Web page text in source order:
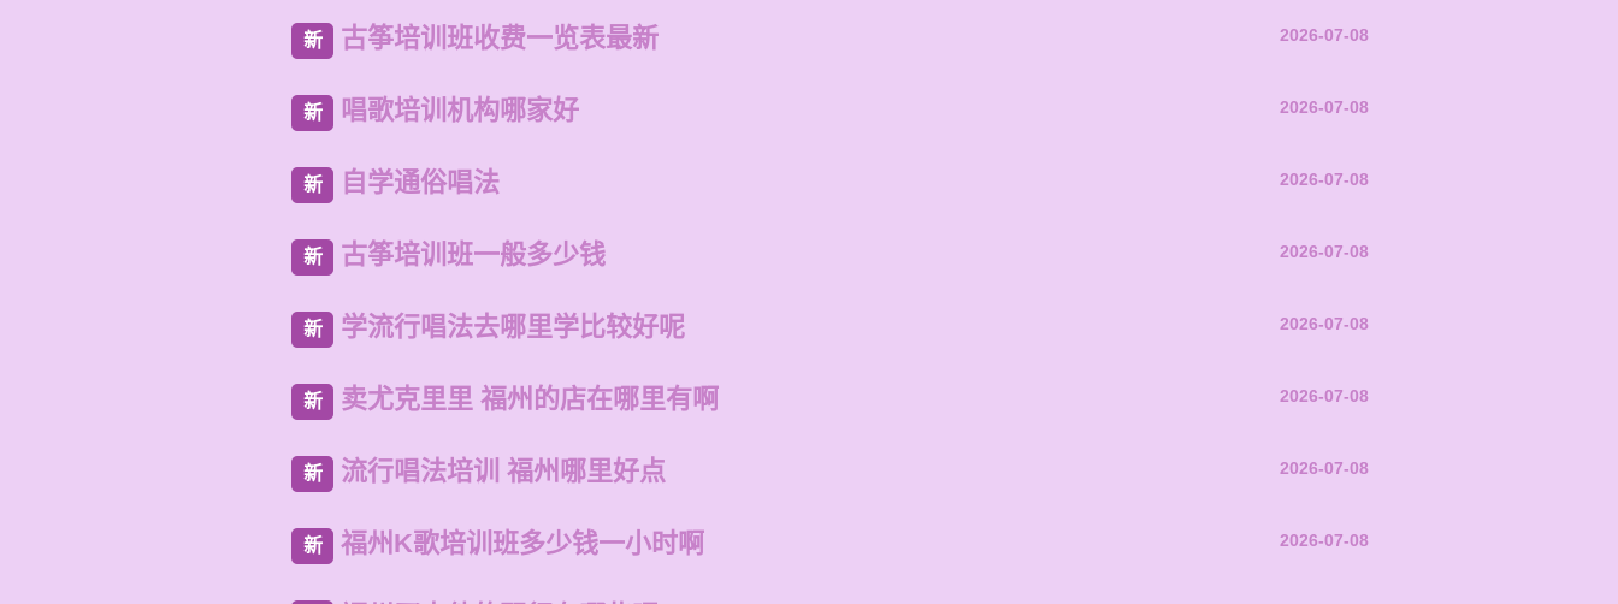
新 古筝培训班收费一览表最新 2026-07-08
新 唱歌培训机构哪家好 2026-07-08
新 自学通俗唱法 2026-07-08
新 古筝培训班一般多少钱 2026-07-08
新 学流行唱法去哪里学比较好呢 2026-07-08
新 卖尤克里里 福州的店在哪里有啊 2026-07-08
新 流行唱法培训 福州哪里好点 2026-07-08
新 福州K歌培训班多少钱一小时啊 2026-07-08